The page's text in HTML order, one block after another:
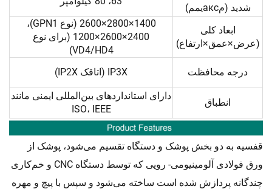
شدید (مаксیمم)
ابعاد کلی
(عرض×عمق×ارتفاع)
1400×2800×2600 (نوع GPN1)،
1200×2600×2400 (برای نوع
VD4/HD4)
درجه محافظت
IP3X (اتاقک IP2X)
انطباق
دارای استانداردهای بین‌المللی ایمنی مانند
ISO، IEEE
قفسیه به دو بخش پوشک و دستگاه تقسیم می‌شود، پوشک از
ورق فولادی آلومینیومی- رویی که توسط دستگاه CNC و خم‌کاری
چندگانه پردازش شده است ساخته می‌شود و سپس با پیچ و مهره